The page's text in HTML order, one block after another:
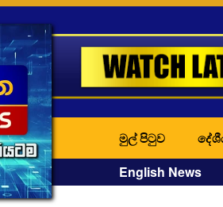
මුල් පිටුව
English News